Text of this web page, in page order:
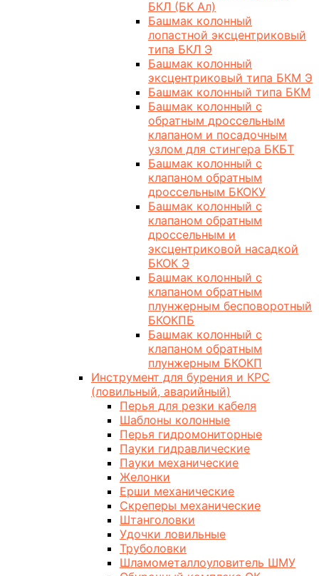
БКЛ (БК Ал)
Башмак колонный
лопастной эксцентриковый
типа БКЛ Э
Башмак колонный
эксцентриковый типа БКМ Э
Башмак колонный типа БКМ
Башмак колонный с
обратным дроссельным
клапаном и посадочным
узлом для стингера БКБТ
Башмак колонный с
клапаном обратным
дроссельным БКОКУ
Башмак колонный с
клапаном обратным
дроссельным и
эксцентриковой насадкой
БКОК Э
Башмак колонный с
клапаном обратным
плунжерным бесповоротный
БКОКПБ
Башмак колонный с
клапаном обратным
плунжерным БКОКП
Инструмент для бурения и КРС
(ловильный, аварийный)
Перья для резки кабеля
Шаблоны колонные
Перья гидромониторные
Пауки гидравлические
Пауки механические
Желонки
Ерши механические
Скреперы механические
Штанголовки
Удочки ловильные
Труболовки
Шламометаллоуловитель ШМУ